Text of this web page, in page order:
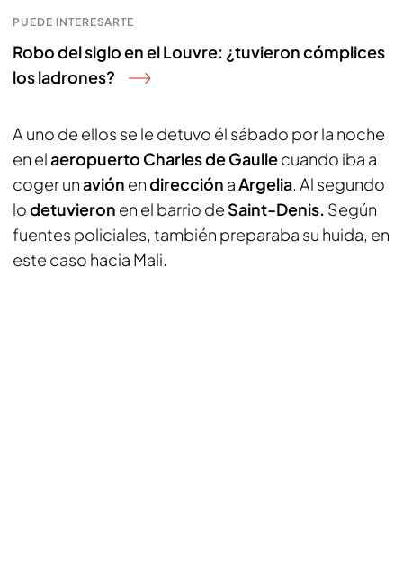
PUEDE INTERESARTE
Robo del siglo en el Louvre: ¿tuvieron cómplices
los ladrones?
A uno de ellos se le detuvo él sábado por la noche
en elaeropuerto Charles de Gaullecuando iba a
coger unavión endirección aArgelia. Al segundo
lodetuvieron en el barrio de Saint-Denis. Según
fuentes policiales, también preparaba su huida, en
este caso hacia Mali.